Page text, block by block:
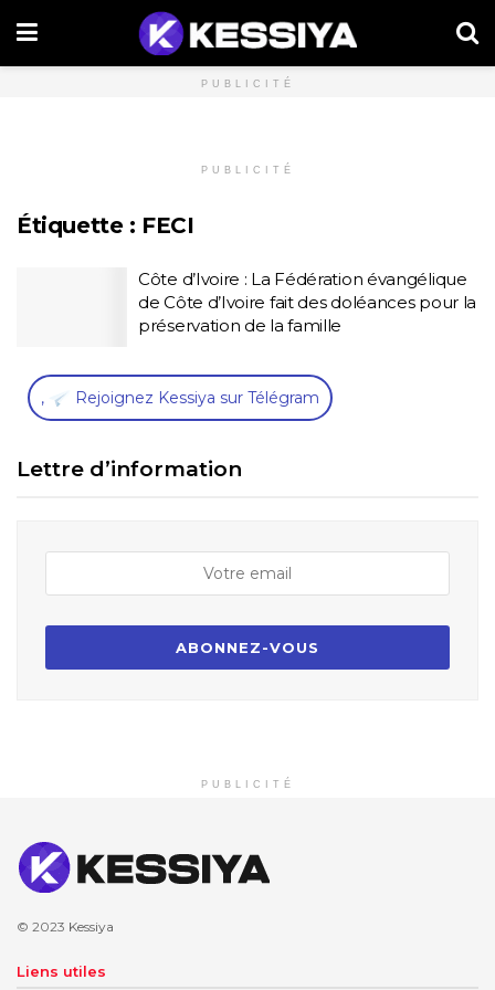
PUBLICITÉ
PUBLICITÉ
Étiquette : FECI
Côte d’Ivoire : La Fédération évangélique
de Côte d’Ivoire fait des doléances pour la
préservation de la famille
, Rejoignez Kessiya sur Télégram
Lettre d’information
PUBLICITÉ
© 2023 Kessiya
Liens utiles